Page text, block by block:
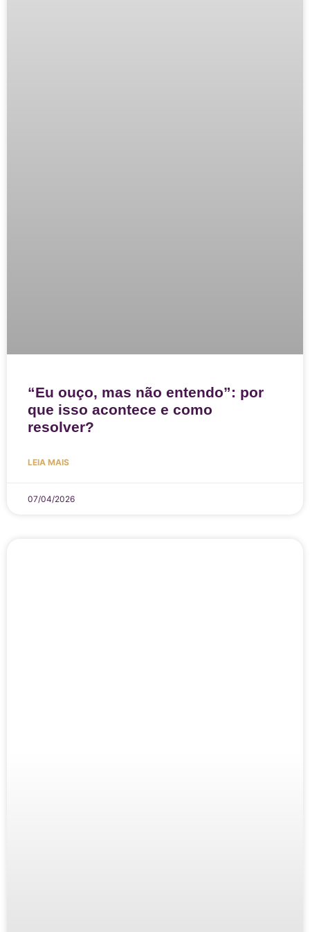
“Eu ouço, mas não entendo”: por
que isso acontece e como
resolver?
LEIA MAIS
07/04/2026